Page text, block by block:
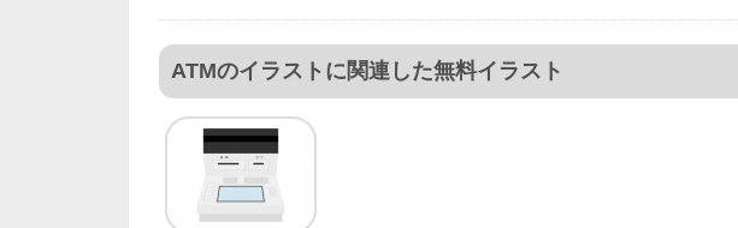
ATMのイラストに関連した無料イラスト